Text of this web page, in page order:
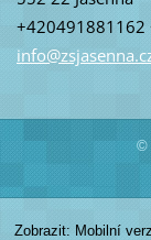
info@zsjasenna.c
©
Zobrazit: Mobilní